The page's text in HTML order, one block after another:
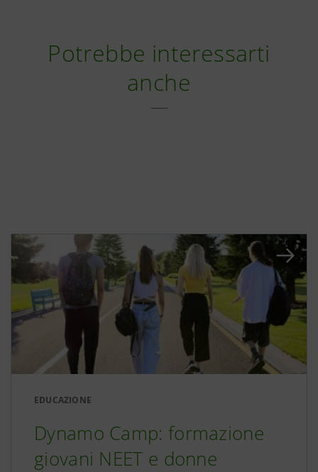
Potrebbe interessarti
anche
EDUCAZIONE
Dynamo Camp: formazione
giovani NEET e donne